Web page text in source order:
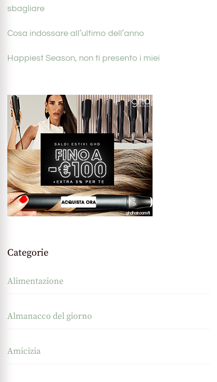
sbagliare
Cosa indossare all’ultimo dell’anno
Happiest Season, non ti presento i miei
Categorie
Alimentazione
Almanacco del giorno
Amicizia